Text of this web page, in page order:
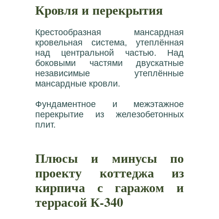
Кровля и перекрытия
Крестообразная мансардная
кровельная система, утеплённая
над центральной частью. Над
боковыми частями двускатные
независимые утеплённые
мансардные кровли.
Фундаментное и межэтажное
перекрытие из железобетонных
плит.
Плюсы и минусы по
проекту коттеджа из
кирпича с гаражом и
террасой К-340